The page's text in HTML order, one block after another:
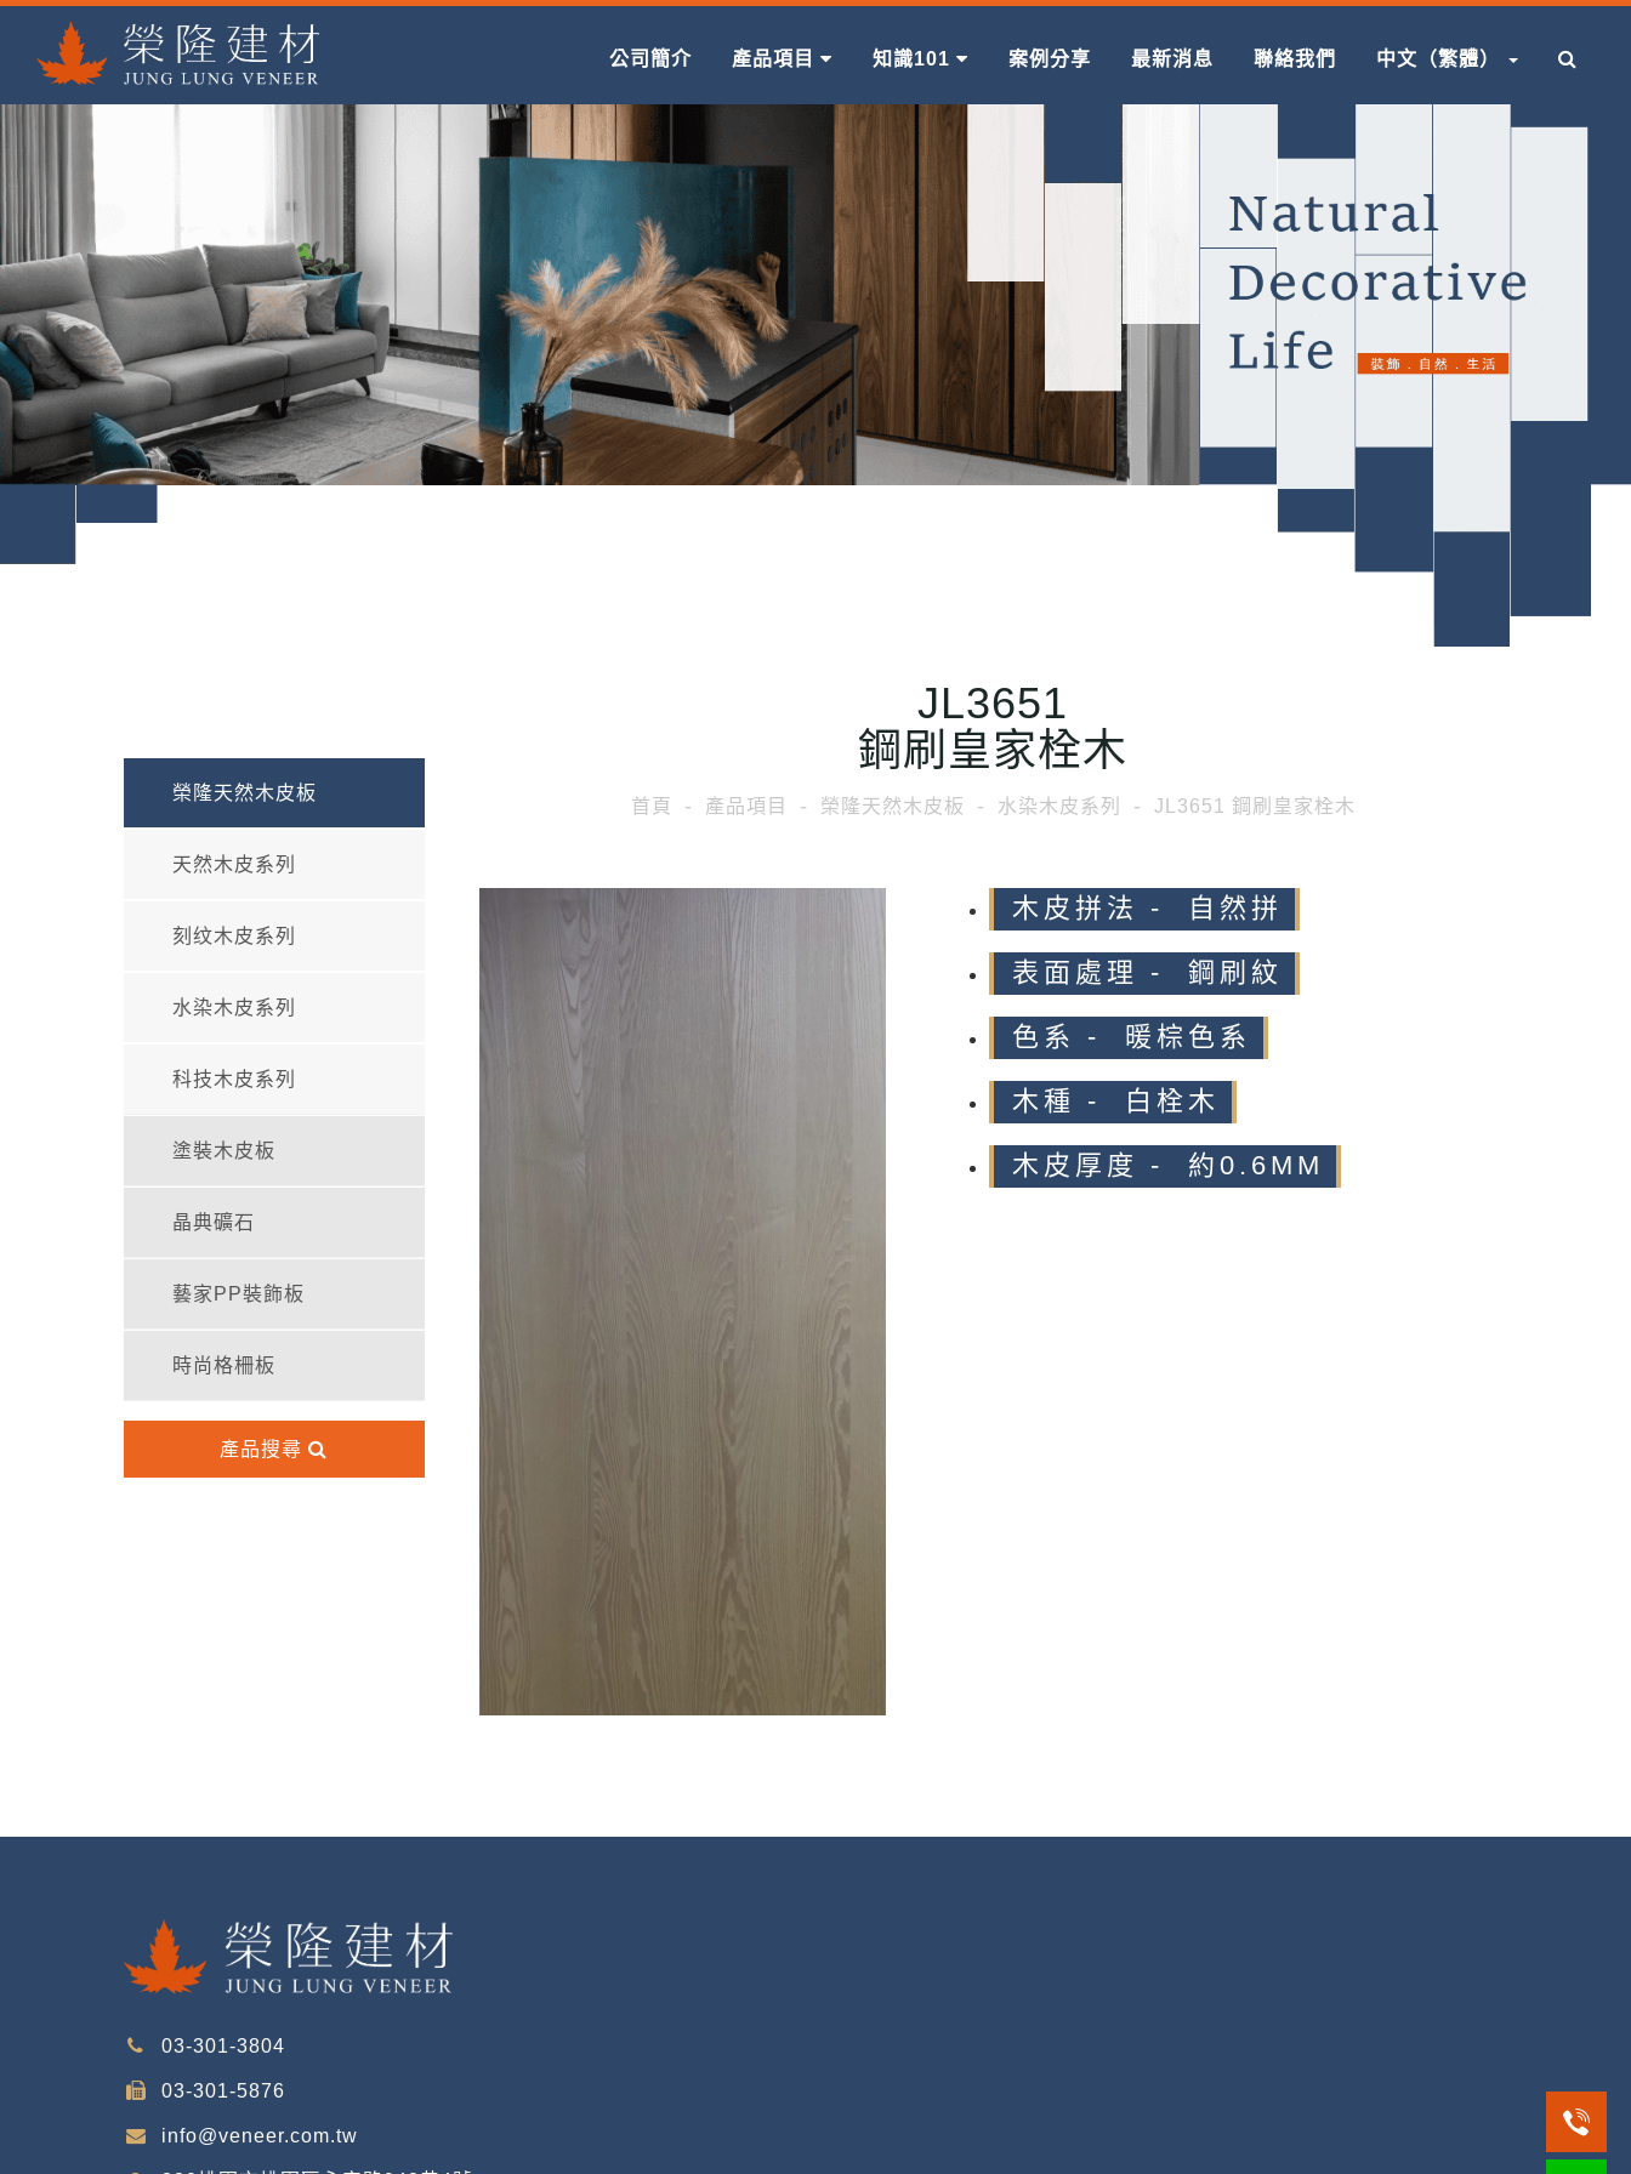
公司簡介 產品項目 知識101 案例分享 最新消息 聯絡我們 中文（繁體）
榮隆天然木皮板
天然木皮系列
刻纹木皮系列
水染木皮系列
科技木皮系列
塗裝木皮板
晶典礦石
藝家PP裝飾板
時尚格柵板
產品搜尋
JL3651
鋼刷皇家栓木
首頁 產品項目 榮隆天然木皮板 水染木皮系列 JL3651 鋼刷皇家栓木
木皮拼法 - 自然拼
表面處理 - 鋼刷紋
色系 - 暖棕色系
木種 - 白栓木
木皮厚度 - 約0.6MM
03-301-3804
03-301-5876
info@veneer.com.tw